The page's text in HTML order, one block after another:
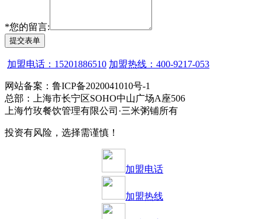
*您的留言:
提交表单
加盟电话：15201886510 加盟热线：400-9217-053
网站备案：鲁ICP备2020041010号-1
总部：上海市长宁区SOHO中山广场A座506
上海竹玫餐饮管理有限公司·三米粥铺所有
投资有风险，选择需谨慎！
加盟电话
加盟热线